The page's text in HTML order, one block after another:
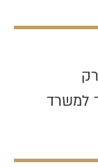
למשרד